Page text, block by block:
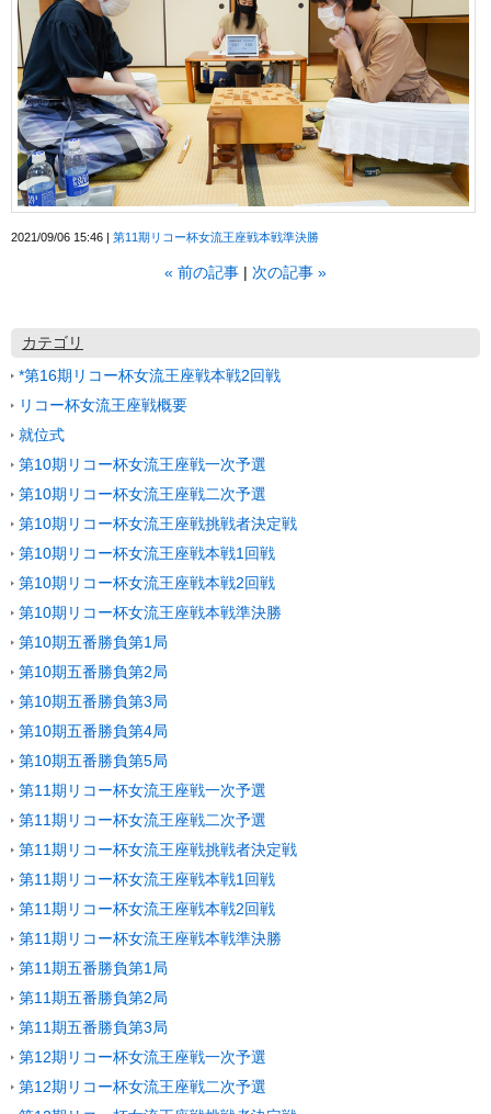
2021/09/06 15:46 第11期リコー杯女流王座戦本戦準決勝
« 前の記事 次の記事 »
カテゴリ
*第16期リコー杯女流王座戦本戦2回戦
リコー杯女流王座戦概要
就位式
第10期リコー杯女流王座戦一次予選
第10期リコー杯女流王座戦二次予選
第10期リコー杯女流王座戦挑戦者決定戦
第10期リコー杯女流王座戦本戦1回戦
第10期リコー杯女流王座戦本戦2回戦
第10期リコー杯女流王座戦本戦準決勝
第10期五番勝負第1局
第10期五番勝負第2局
第10期五番勝負第3局
第10期五番勝負第4局
第10期五番勝負第5局
第11期リコー杯女流王座戦一次予選
第11期リコー杯女流王座戦二次予選
第11期リコー杯女流王座戦挑戦者決定戦
第11期リコー杯女流王座戦本戦1回戦
第11期リコー杯女流王座戦本戦2回戦
第11期リコー杯女流王座戦本戦準決勝
第11期五番勝負第1局
第11期五番勝負第2局
第11期五番勝負第3局
第12期リコー杯女流王座戦一次予選
第12期リコー杯女流王座戦二次予選